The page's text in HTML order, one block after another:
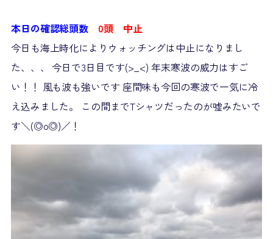
本日の確認総頭数
0頭 中止
今日も海上時化によりウォッチングは中止になりまし
た、、、 今日で3日目です(>_<) 年末寒波の威力はすご
い！！ 風も波も強いです 座間味も今回の寒波で一気に冷
え込みました。 この間までTシャツだったのが嘘みたいで
す＼(◎o◎)／！